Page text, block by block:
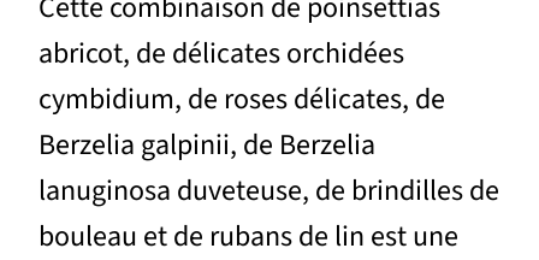
abricot, de délicates orchidées
cymbidium, de roses délicates, de
Berzelia galpinii, de Berzelia
lanuginosa duveteuse, de brindilles de
bouleau et de rubans de lin est une